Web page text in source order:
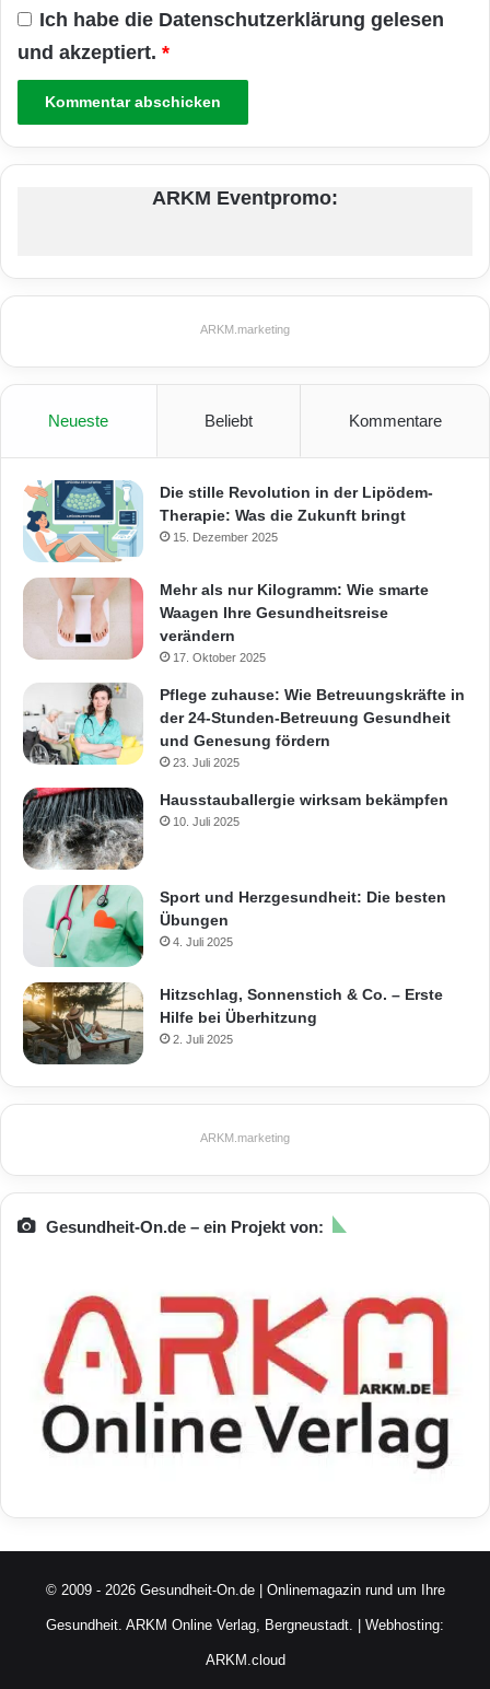
Ich habe die Datenschutzerklärung gelesen
und akzeptiert. *
ARKM Eventpromo:
ARKM.marketing
Neueste Beliebt Kommentare
Die stille Revolution in der Lipödem-
Therapie: Was die Zukunft bringt
15. Dezember 2025
Mehr als nur Kilogramm: Wie smarte
Waagen Ihre Gesundheitsreise
verändern
17. Oktober 2025
Pflege zuhause: Wie Betreuungskräfte in
der 24-Stunden-Betreuung Gesundheit
und Genesung fördern
23. Juli 2025
Hausstauballergie wirksam bekämpfen
10. Juli 2025
Sport und Herzgesundheit: Die besten
Übungen
4. Juli 2025
Hitzschlag, Sonnenstich & Co. – Erste
Hilfe bei Überhitzung
2. Juli 2025
ARKM.marketing
Gesundheit-On.de – ein Projekt von:
© 2009 - 2026 Gesundheit-On.de | Onlinemagazin rund um Ihre
Gesundheit. ARKM Online Verlag, Bergneustadt. | Webhosting:
ARKM.cloud